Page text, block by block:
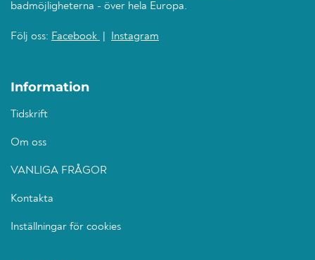
badmöjligheterna - över hela Europa.
Följ oss: Facebook Instagram
Information
Tidskrift
Om oss
VANLIGA FRÅGOR
Kontakta
Inställningar för cookies